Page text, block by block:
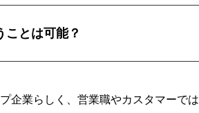
ことは可能？
企業らしく、営業職やカスタマーでは